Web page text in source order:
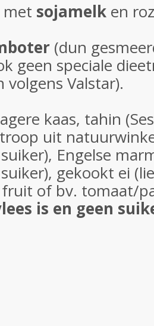
met sojamelk en
(dun
geen speciale
Valstar).
kaas, tahin
uit
Engelse
gekookt ei
fruit of bv. tomaat/
is en geen